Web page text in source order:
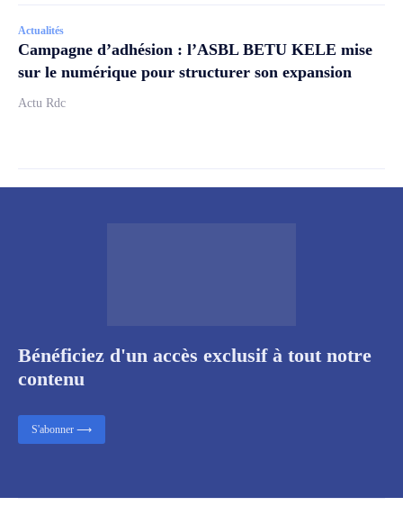
Actualités
Campagne d’adhésion : l’ASBL BETU KELE mise
sur le numérique pour structurer son expansion
Actu Rdc
Bénéficiez d'un accès exclusif à tout notre
contenu
S'abonner ⟶